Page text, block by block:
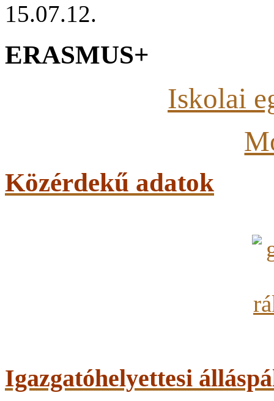
15.07.12.
ERASMUS+
Iskolai
Közérdekű adatok
Igazgatóhelyettesi